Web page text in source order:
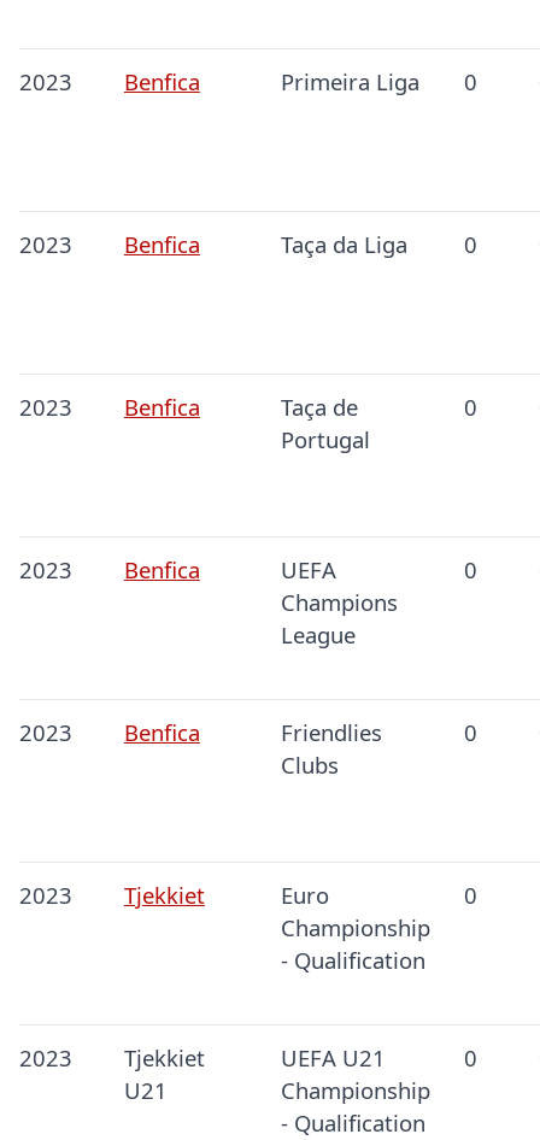
2023 Benfica Primeira Liga 0
2023 Benfica Taça da Liga 0
2023 Benfica
Taça de
Portugal
0
2023 Benfica
UEFA
Champions
League
0
2023 Benfica
Friendlies
Clubs
0
2023 Tjekkiet
Euro
Championship
- Qualification
0
2023
Tjekkiet
U21
UEFA U21
Championship
- Qualification
0